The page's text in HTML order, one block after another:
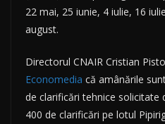
22 mai, 25 iunie, 4 iulie, 16
august.
Directorul CNAIR Cristian
Economedia că amânările
de clarificări tehnice solicitate
400 de clarificări pe lotul